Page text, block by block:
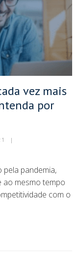
vez mais
por
|
pela pandemia,
ao mesmo tempo
com o